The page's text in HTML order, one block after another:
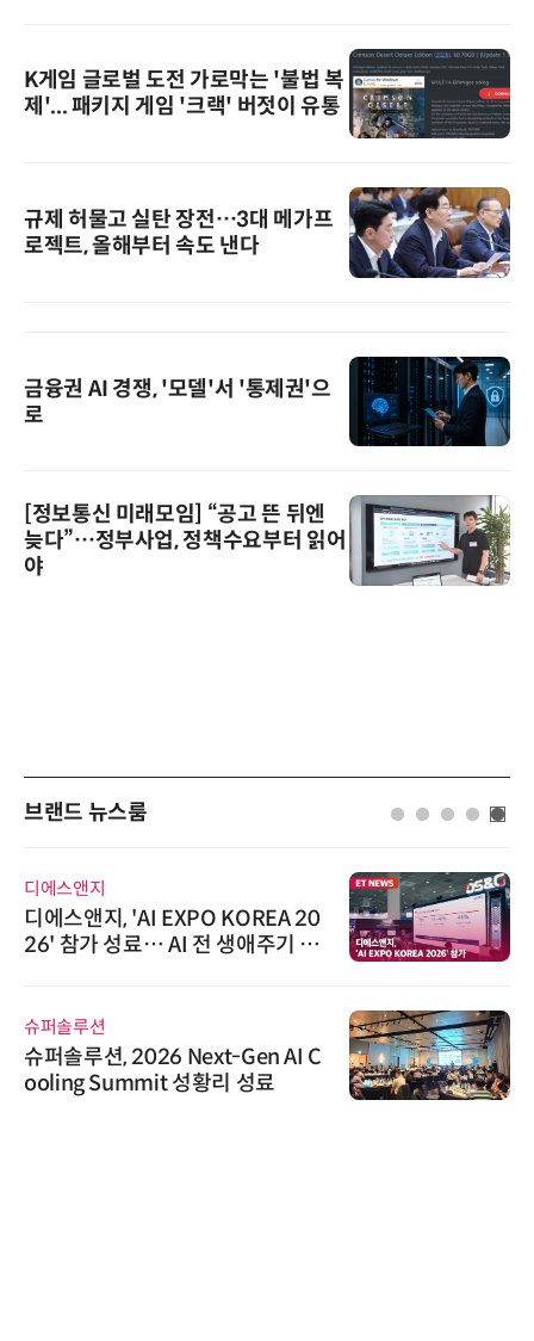
K게임 글로벌 도전 가로막는 '불법 복
제'... 패키지 게임 '크랙' 버젓이 유통
규제 허물고 실탄 장전…3대 메가프
로젝트, 올해부터 속도 낸다
금융권 AI 경쟁, '모델'서 '통제권'으
로
[정보통신 미래모임] “공고 뜬 뒤엔
늦다”…정부사업, 정책수요부터 읽어
야
브랜드 뉴스룸
디에스앤지
디에스앤지, 'AI EXPO KOREA 20
26' 참가 성료… AI 전 생애주기 아
슈퍼솔루션
슈퍼솔루션, 2026 Next-Gen AI C
ooling Summit 성황리 성료